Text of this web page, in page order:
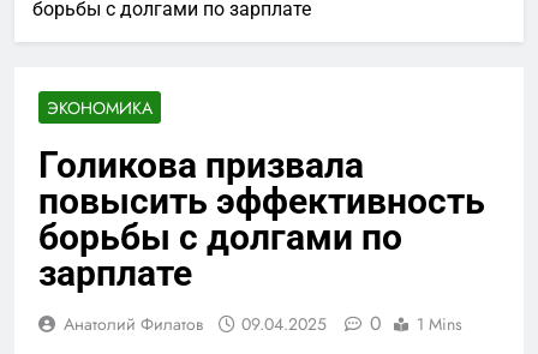
борьбы с долгами по зарплате
ЭКОНОМИКА
Голикова призвала
повысить эффективность
борьбы с долгами по
зарплате
Анатолий Филатов 09.04.2025 0 1 Mins